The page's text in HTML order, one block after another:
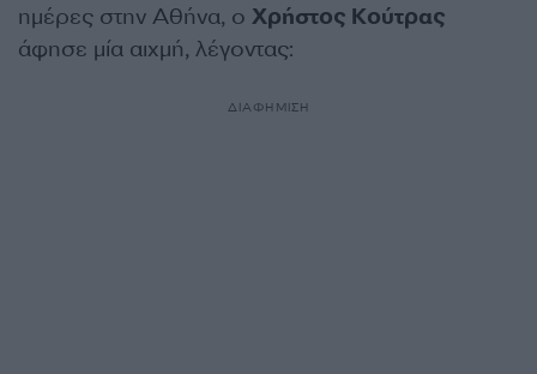
ημέρες στην Αθήνα, ο Χρήστος Κούτρας
άφησε μία αιχμή, λέγοντας:
ΔΙΑΦΗΜΙΣΗ